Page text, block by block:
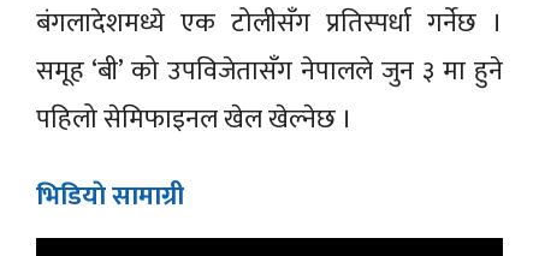
बंगलादेशमध्ये एक टोलीसँग प्रतिस्पर्धा गर्नेछ ।
समूह ‘बी’ को उपविजेतासँग नेपालले जुन ३ मा हुने
पहिलो सेमिफाइनल खेल खेल्नेछ ।
भिडियाे सामाग्री